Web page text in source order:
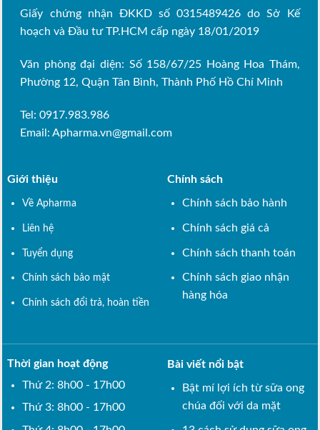
Giấy chứng nhận ĐKKD số 0315489426 do Sở Kế
hoạch và Đầu tư TP.HCM cấp ngày 18/01/2019
Văn phòng đại diện: Số 158/67/25 Hoàng Hoa Thám,
Phường 12, Quận Tân Bình, Thành Phố Hồ Chí Minh
Tel: 0917.983.986
Email:Apharma.vn@gmail.com
Giới thiệu
Về Apharma
Liên hệ
Tuyển dụng
Chính sách bảo mật
Chính sách đổi trả, hoàn tiền
Chính sách
Chính sách bảo hành
Chính sách giá cả
Chính sách thanh toán
Chính sách giao nhận
hàng hóa
Thời gian hoạt động
Thứ 2: 8h00 - 17h00
Thứ 3: 8h00 - 17h00
Bài viết nổi bật
Bật mí lợi ích từ sữa ong
chúa đối với da mặt